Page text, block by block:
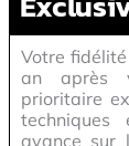
Votre
an après
prioritaire
techniques
avance sur